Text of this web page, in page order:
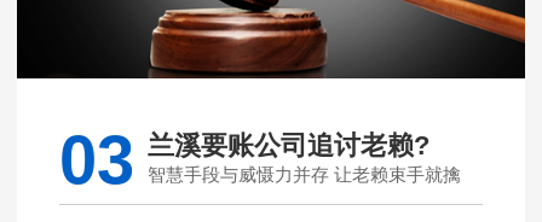
03 兰溪要账公司追讨老赖?
智慧手段与威慑力并存 让老赖束手就擒